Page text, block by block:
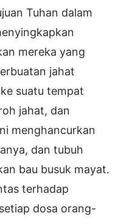
Tuhan dalam
mereka yang
jahat
suatu tempat
jahat, dan
menghancurkan
dan tubuh
bau busuk mayat.
terhadap
dosa orang-